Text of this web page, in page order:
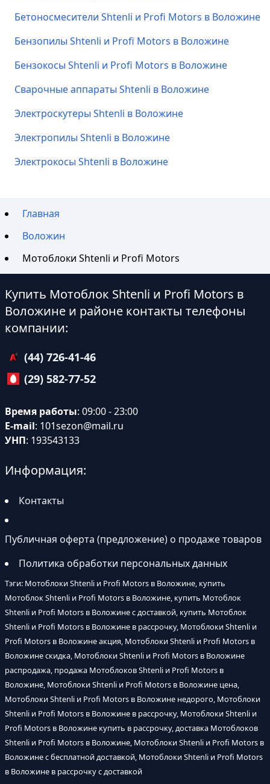
Бетоносмесители Shtenli и Profi Motors в Воложине
Бензопилы Shtenli и Profi Motors в Воложине
Бензокосы Shtenli и Profi Motors в Воложине
Сварочные аппараты Shtenli в Воложине
Электроскутеры Shtenli в Воложине
Электропилы Shtenli в Воложине
Электрокосы Shtenli в Воложине
Главная
Воложин
Мотоблоки Shtenli и Profi Motors
Купить Мотоблок Shtenli и Profi Motors в
Воложине и районе контакты телефоны
компании:
(44) 726-41-46
(29) 582-77-52
Время работы: 09:00 - 23:00
E-mail: 101sezon@mail.ru
УНП: 193543133
Информация:
Контакты
Публичная оферта (предложение) о продаже товаров
Политика обработки персональных данных
Тэги: Мотоблоки Shtenli и Profi Motors в Воложине, купить
Мотоблок Shtenli и Profi Motors в Воложине, купить Мотоблок
Shtenli и Profi Motors в Воложине с доставкой, купить Мотоблок
Shtenli и Profi Motors в Воложине в рассрочку, Мотоблоки Shtenli и
Profi Motors в Воложине акция, Мотоблоки Shtenli и Profi Motors в
Воложине скидка, Мотоблоки Shtenli и Profi Motors в Воложине
распродажа, продажа Мотоблоков Shtenli и Profi Motors в
Воложине, Мотоблоки Shtenli и Profi Motors в Воложине цена,
Мотоблоки Shtenli и Profi Motors в Воложине недорого, Мотоблоки
Shtenli и Profi Motors в Воложине в рассрочку, Мотоблоки Shtenli и
Profi Motors в Воложине купить в рассрочку, доставка Мотоблоков
Shtenli и Profi Motors в Воложине, Мотоблоки Shtenli и Profi Motors в
Воложине с бесплатной доставкой, Мотоблоки Shtenli и Profi Motors
в Воложине в рассрочку с доставкой